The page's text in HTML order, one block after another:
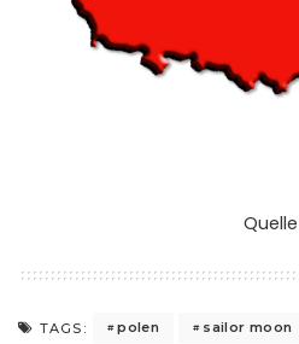
Quelle
TAGS: polen sailor moon